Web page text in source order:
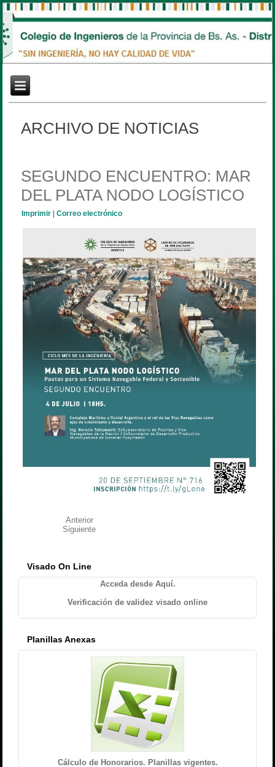
ARCHIVO DE NOTICIAS
SEGUNDO ENCUENTRO: MAR
DEL PLATA NODO LOGÍSTICO
Imprimir |Correo electrónico
Anterior
Siguiente
Visado On Line
Acceda desde Aquí.
Verificación de validez visado online
Planillas Anexas
Cálculo de Honorarios. Planillas vigentes.